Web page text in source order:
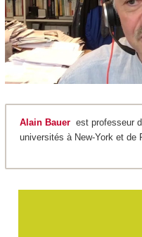
Alain Bauer est professeur
universités à New-York et de